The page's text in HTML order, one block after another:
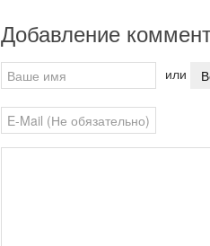
Добавление
или